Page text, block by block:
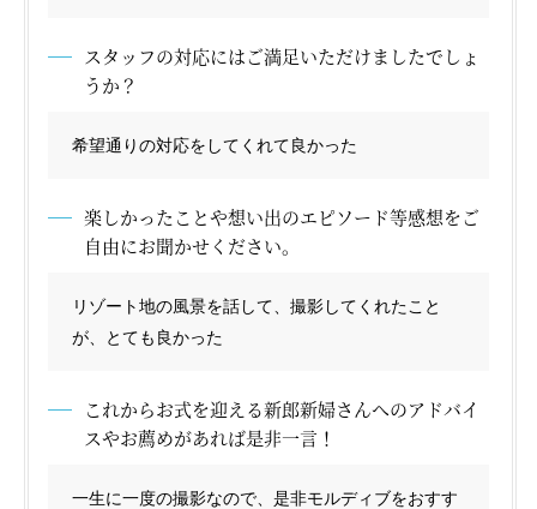
スタッフの対応にはご満足いただけましたでしょ
うか？
希望通りの対応をしてくれて良かった
楽しかったことや想い出のエピソード等感想をご
自由にお聞かせください。
リゾート地の風景を話して、撮影してくれたこと
が、とても良かった
これからお式を迎える新郎新婦さんへのアドバイ
スやお薦めがあれば是非一言！
一生に一度の撮影なので、是非モルディブをおすす